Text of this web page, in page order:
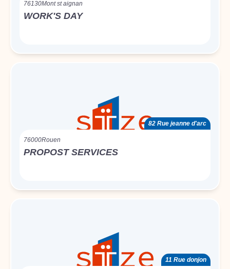
76130Mont st aignan
WORK'S DAY
82 Rue jeanne d'arc
76000Rouen
PROPOST SERVICES
11 Rue donjon